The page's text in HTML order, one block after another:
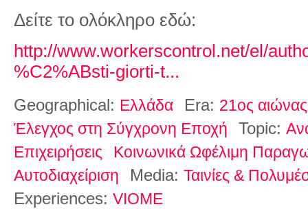
Δείτε το ολόκληρο εδώ:
http://www.workerscontrol.net/el/
%C2%ABsti-giorti-t...
Geographical: Ελλάδα Era: 21ος
Έλεγχος στη Σύγχρονη Εποχή
Topic:
Επιχειρήσεις
Κοινωνικά Ωφέλιμη
Αυτοδιαχείριση
Media: Ταινίες &
Experiences: VIOME